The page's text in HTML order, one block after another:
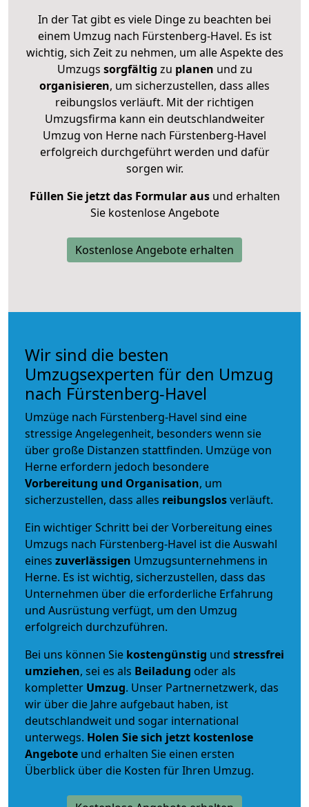
In der Tat gibt es viele Dinge zu beachten bei
einem Umzug nach Fürstenberg-Havel. Es ist
wichtig, sich Zeit zu nehmen, um alle Aspekte des
Umzugs sorgfältig zu planen und zu
organisieren, um sicherzustellen, dass alles
reibungslos verläuft. Mit der richtigen
Umzugsfirma kann ein deutschlandweiter
Umzug von Herne nach Fürstenberg-Havel
erfolgreich durchgeführt werden und dafür
sorgen wir.
Füllen Sie jetzt das Formular ausund erhalten
Sie kostenlose Angebote
Kostenlose Angebote erhalten
Wir sind die besten
Umzugsexperten für den Umzug
nach Fürstenberg-Havel
Umzüge nach Fürstenberg-Havel sind eine
stressige Angelegenheit, besonders wenn sie
über große Distanzen stattfinden. Umzüge von
Herne erfordern jedoch besondere
Vorbereitung und Organisation, um
sicherzustellen, dass alles reibungslosverläuft.
Ein wichtiger Schritt bei der Vorbereitung eines
Umzugs nach Fürstenberg-Havel ist die Auswahl
eines zuverlässigen Umzugsunternehmens in
Herne. Es ist wichtig, sicherzustellen, dass das
Unternehmen über die erforderliche Erfahrung
und Ausrüstung verfügt, um den Umzug
erfolgreich durchzuführen.
Bei uns können Sie kostengünstig und stressfrei
umziehen, sei es als Beiladung oder als
kompletter Umzug. Unser Partnernetzwerk, das
wir über die Jahre aufgebaut haben, ist
deutschlandweit und sogar international
unterwegs. Holen Sie sich jetzt kostenlose
Angebote und erhalten Sie einen ersten
Überblick über die Kosten für Ihren Umzug.